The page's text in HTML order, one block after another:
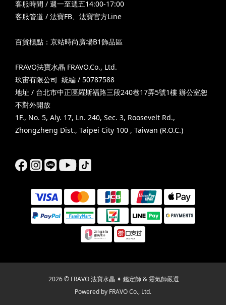
客服時間 / 週一至週五14:00-17:00
客服管道 / 法寶FB、 法寶官方Line
百貨櫃點：京站時尚廣場B1飾品區
FRAVO法寶水晶 FRAVO.Co., Ltd.
玖宙有限公司 統編 / 50787588
地址 / 台北市中正區羅斯福路三段240巷17弄5號1樓 辦公室恕
不對外開放
1F., No. 5, Aly. 17, Ln. 240, Sec. 3, Roosevelt Rd.,
Zhongzheng Dist., Taipei City 100 , Taiwan (R.O.C.)
2026 © FRAVO 法寶水晶 ✦ 鑑定師 & 靈氣師嚴選
Powered by FRAVO Co., Ltd.